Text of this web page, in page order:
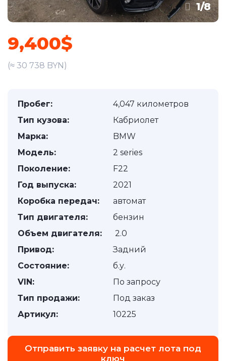
1/8
9,400$
(≈ 30 738 BYN)
Пробег:
4,047 километров
Тип кузова:
Кабриолет
Марка:
BMW
Модель:
2 series
Поколение:
F22
Год выпуска:
2021
Коробка передач:
автомат
Тип двигателя:
бензин
Объем двигателя:
2.0
Привод:
Задний
Состояние:
б.у.
VIN:
По запросу
Тип продажи:
Под заказ
Артикул:
10225
Отправить заявку на расчет лота под
ключ